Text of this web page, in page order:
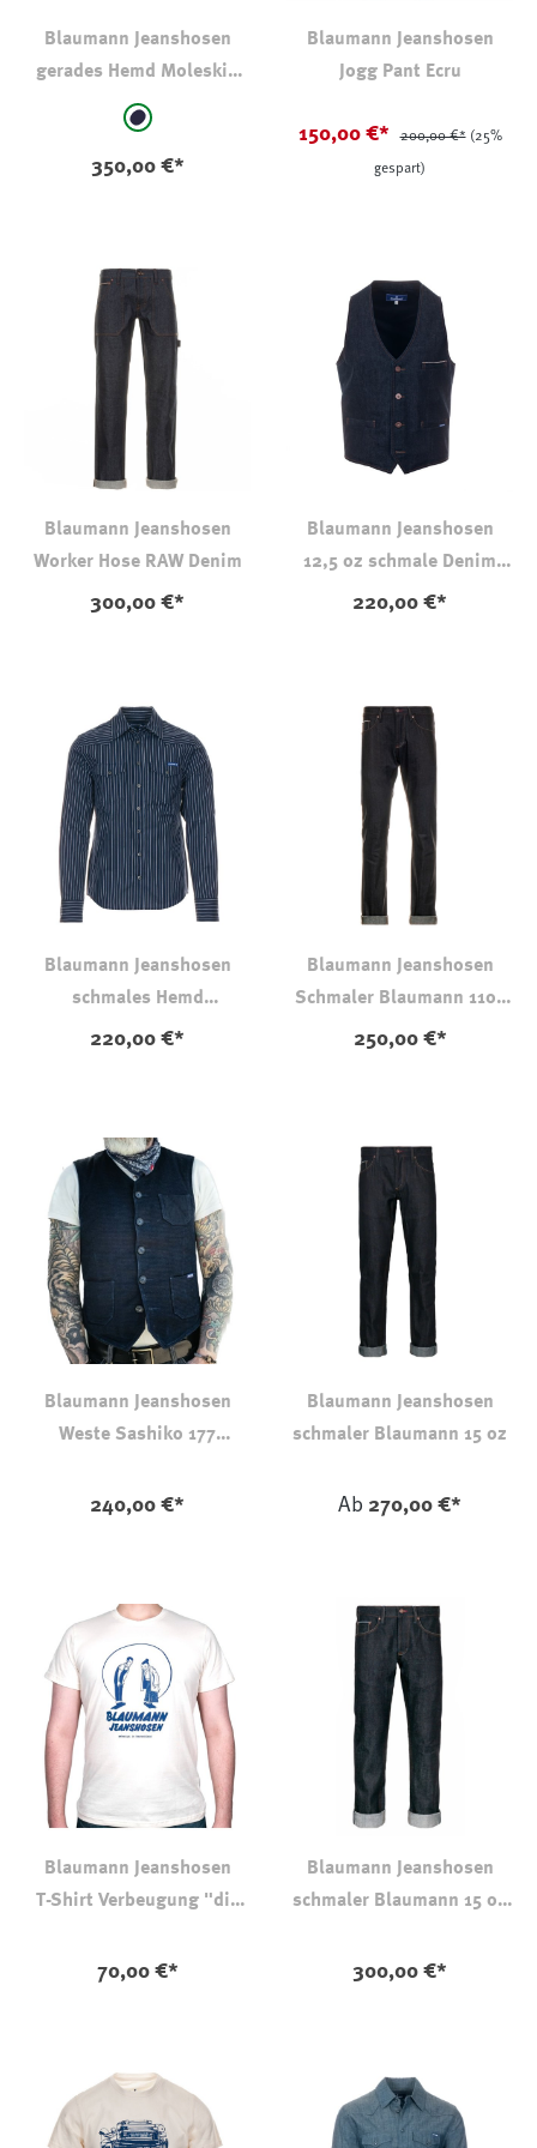
Blaumann Jeanshosen
gerades Hemd Moleskin
Dunkelblau
auswählen
Dunkelblau
350,00 €*
Blaumann Jeanshosen
Jogg Pant Ecru
150,00 €* 200,00 €* (25%
gespart)
Blaumann Jeanshosen
Worker Hose RAW Denim
300,00 €*
Blaumann Jeanshosen
12,5 oz schmale Denim
220,00 €*
Blaumann Jeanshosen
schmales Hemd
220,00 €*
Blaumann Jeanshosen
Schmaler Blaumann 11oz
250,00 €*
Blaumann Jeanshosen
Weste Sashiko 177
240,00 €*
Blaumann Jeanshosen
schmaler Blaumann 15 oz
Ab 270,00 €*
Blaumann Jeanshosen
T-Shirt Verbeugung "die
70,00 €*
Blaumann Jeanshosen
schmaler Blaumann 15 oz
300,00 €*